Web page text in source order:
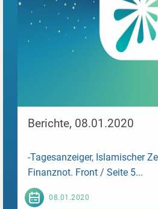
Berichte, 08.01.2020
-Tagesanzeiger, Islamischer
Finanznot. Front / Seite 5...
08.01.2020